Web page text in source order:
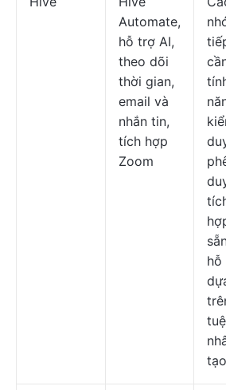
Automate,
hỗ trợ AI,
theo dõi
thời gian,
email và
nhắn tin,
tích hợp
Zoom
tuệ
tạo